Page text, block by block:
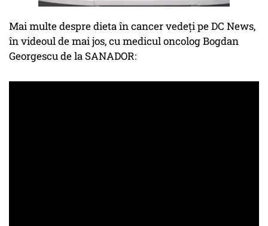
Mai multe despre dieta în cancer vedeți pe DC News,
în videoul de mai jos, cu medicul oncolog Bogdan
Georgescu de la SANADOR: